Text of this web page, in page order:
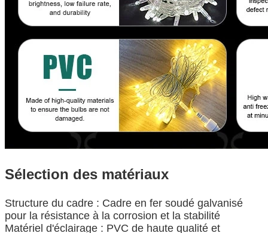
Sélection des matériaux
Structure du cadre : Cadre en fer soudé galvanisé
pour la résistance à la corrosion et la stabilité
Matériel d'éclairage : PVC de haute qualité et